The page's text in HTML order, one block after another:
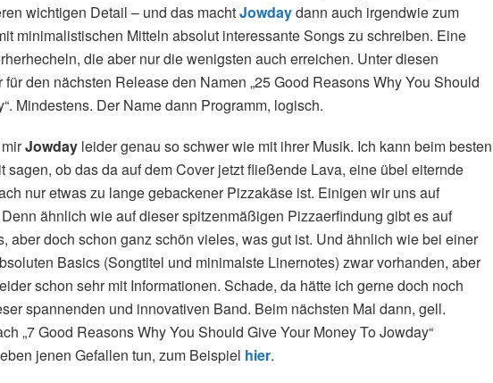
wichtigen Detail – und das machtJowdaydann auch irgendwie zum
minimalistischen Mitteln absolut interessante Songs zu schreiben. Eine
die aber nur die wenigsten auch erreichen. Unter diesen
den nächsten Release den Namen „25 Good Reasons Why You Should
Mindestens. Der Name dann Programm, logisch.
Jowday leider genau so schwer wie mit ihrer Musik. Ich kann beim besten
sagen, ob das da auf dem Cover jetzt fließende Lava, eine übel eiternde
nur etwas zu lange gebackener Pizzakäse ist. Einigen wir uns auf
ähnlich wie auf dieser spitzenmäßigen Pizzaerfindung gibt es auf
aber doch schon ganz schön vieles, was gut ist. Und ähnlich wie bei einer
Basics (Songtitel und minimalste Linernotes) zwar vorhanden, aber
schon sehr mit Informationen. Schade, da hätte ich gerne doch noch
spannenden und innovativen Band. Beim nächsten Mal dann, gell.
„7 Good Reasons Why You Should Give Your Money To Jowday“
jenen Gefallen tun, zum Beispiel hier.